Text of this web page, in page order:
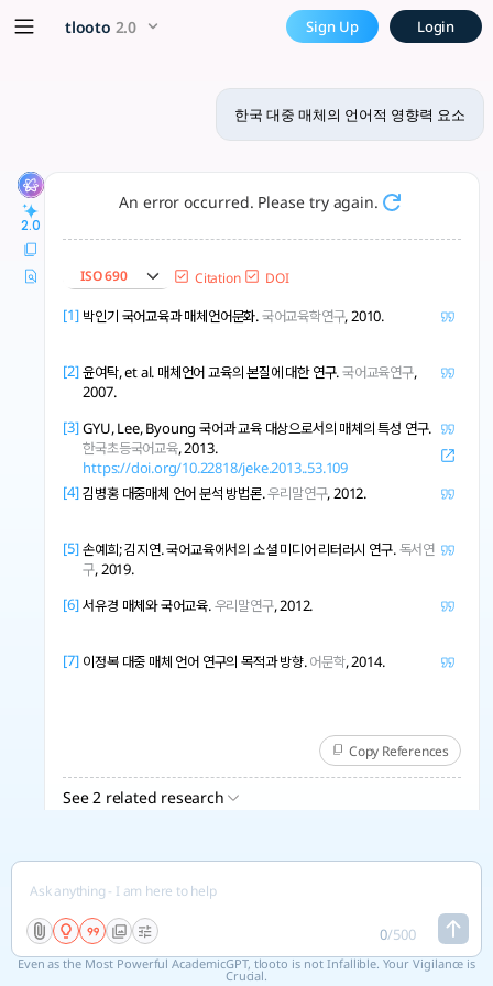
한국 대중 매체의 언어적 영향
한국 대중 매체는 표준어 확산, 신조어 전파 등으로 언어 교육에 영
tlooto 2.0 Sign Up Login
한국 대중 매체의 언어적 영향력 요소
2.0
An error occurred. Please try again.
ISO 690 Citation DOI
[1] 박인기 국어교육과 매체언어문화.국어교육학연구, 2010.
[2] 윤여탁, et al. 매체언어 교육의 본질에 대한 연구.국어교육연구,
2007.
[3] GYU, Lee, Byoung 국어과 교육 대상으로서의 매체의 특성 연구.
한국초등국어교육, 2013.
https://doi.org/10.22818/jeke.2013..53.109
[4] 김병홍 대중매체 언어 분석 방법론.우리말연구, 2012.
[5] 손예희; 김지연. 국어교육에서의 소셜 미디어 리터러시 연구.독서연
구, 2019.
[6] 서유경 매체와 국어교육.우리말연구, 2012.
[7] 이정복 대중 매체 언어 연구의 목적과 방향.어문학, 2014.
Copy References
See 2 related research
0/500
Even as the Most Powerful AcademicGPT, tlooto is not Infallible. Your Vigilance is
Crucial.
x5 Smarter!